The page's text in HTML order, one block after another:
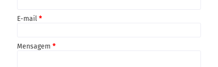
E-mail *
Mensagem *